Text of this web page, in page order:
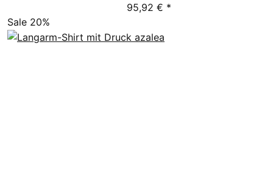
95,92 € *
Sale 20%